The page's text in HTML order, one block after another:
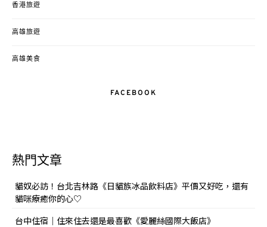
香港旅遊
高雄旅遊
高雄美食
FACEBOOK
熱門文章
貓奴必訪！台北吉林路《日貓族冰品飲料店》平價又好吃，還有
貓咪療癒你的心♡
台中住宿｜住來住去還是最喜歡《愛麗絲國際大飯店》